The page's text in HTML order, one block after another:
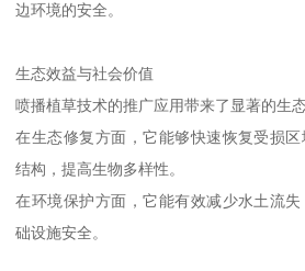
边环境的安全。
生态效益与社会价值
喷播植草技术的推广应用带来了显著的生
在生态修复方面，它能够快速恢复受损
结构，提高生物多样性。
在环境保护方面，它能有效减少水土流
础设施安全。